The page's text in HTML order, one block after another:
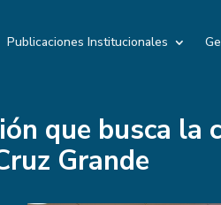
Publicaciones Institucionales
que busca la
Grande